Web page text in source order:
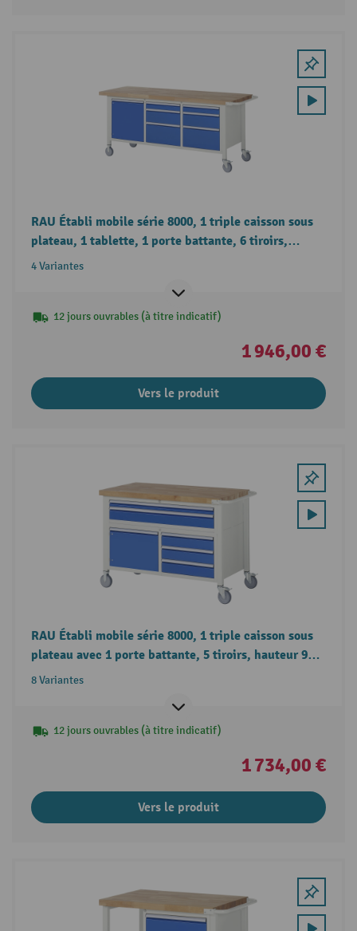
RAU Établi mobile série 8000, 1 triple caisson sous
plateau, 1 tablette, 1 porte battante, 6 tiroirs,
hauteur 880-1 080 mm
4 Variantes
12 jours ouvrables (à titre indicatif)
1 946,00 €
Vers le produit
RAU Établi mobile série 8000, 1 triple caisson sous
plateau avec 1 porte battante, 5 tiroirs, hauteur 920-
1 120 mm
8 Variantes
12 jours ouvrables (à titre indicatif)
1 734,00 €
Vers le produit